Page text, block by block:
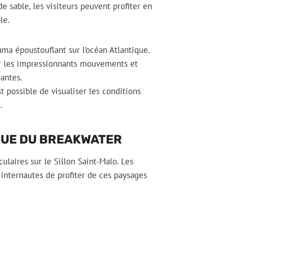
sable, les visiteurs peuvent profiter en
époustouflant sur l’océan Atlantique.
les impressionnants mouvements et
possible de visualiser les conditions
DU BREAKWATER
sur le Sillon Saint-Malo. Les
de profiter de ces paysages